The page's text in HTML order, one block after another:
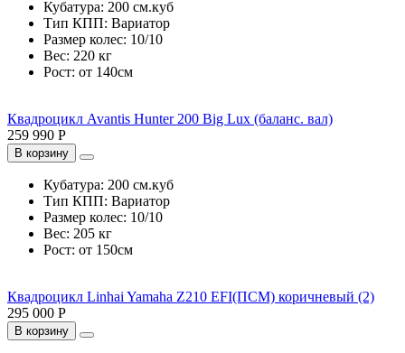
Кубатура: 200 см.куб
Тип КПП: Вариатор
Размер колес: 10/10
Вес: 220 кг
Рост: от 140см
Квадроцикл Avantis Hunter 200 Big Lux (баланс. вал)
259 990 Р
В корзину
Кубатура: 200 см.куб
Тип КПП: Вариатор
Размер колес: 10/10
Вес: 205 кг
Рост: от 150см
Квадроцикл Linhai Yamaha Z210 EFI(ПСМ) коричневый (2)
295 000 Р
В корзину